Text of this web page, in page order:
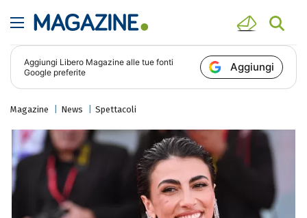
Aggiungi Libero Magazine alle tue fonti
Google preferite
Aggiungi
Magazine News Spettacoli